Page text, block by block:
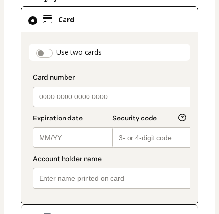
Card
payment_data.section_title_v2
Use two cards
Card
selected
method